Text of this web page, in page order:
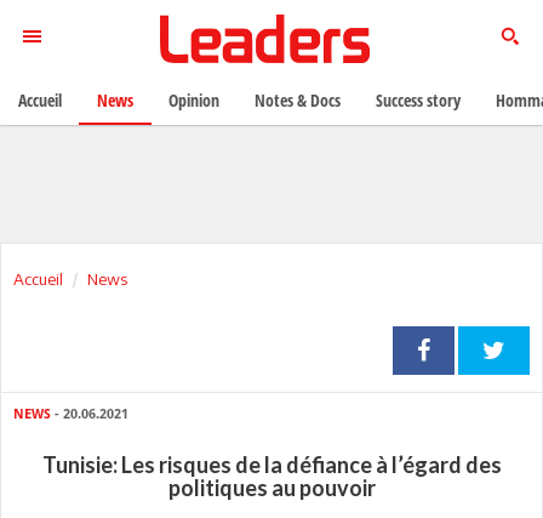
Accueil News
NEWS - 20.06.2021
Tunisie: Les risques de la défiance à l’égard des
politiques au pouvoir
Accueil News Opinion Notes & Docs Success story